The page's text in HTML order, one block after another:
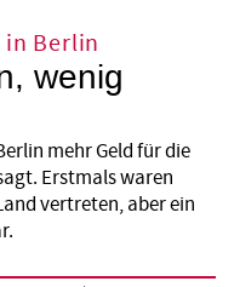
Berlin
wenig
mehr Geld für die
Erstmals waren
vertreten, aber ein